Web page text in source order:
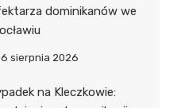
dominikanów we
6 sierpnia 2026
na Kleczkowie: